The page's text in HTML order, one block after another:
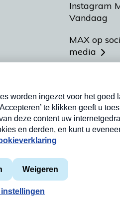
Instagram
Vandaag
MAX op
media
Meldpunt
Heel
Cookieverklaring